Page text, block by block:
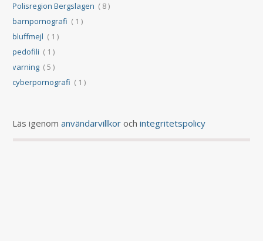
Polisregion Bergslagen ( 8 )
barnpornografi ( 1 )
bluffmejl ( 1 )
pedofili ( 1 )
varning ( 5 )
cyberpornografi ( 1 )
Läs igenomanvändarvillkor ochintegritetspolicy